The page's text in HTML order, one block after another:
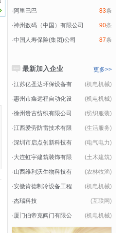
83条
·阿里巴巴
90条
·神州数码（中国）有限公司
87条
·中国人寿保险(集团)公司
最新加入企业 更多>>
(机电机械)
·江苏亿圣达环保设备有
(机电机械)
·惠州市鑫远程自动化设
(纺织服装)
·徐州贵古纺织有限公司
(生活服务)
·江西爱劳防雷技术有限
(电气电力)
·深圳市启点创新科技有
(土木建筑)
·大连虹宇建筑装饰有限
(农林牧渔)
·山西维利沃生物科技有
(机电机械)
·安徽肯德制冷设备工程
(互联网)
·杰瑞科技
(机电机械)
·厦门伯帝克阀门有限公